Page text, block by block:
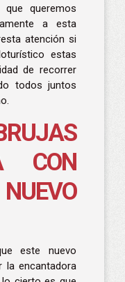
queremos
a esta
atención si
estas
de recorrer
todos juntos
CON
este nuevo
la encantadora